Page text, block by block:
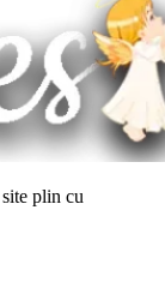
plin cu